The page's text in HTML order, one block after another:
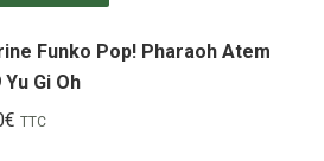
Funko Pop! Pharaoh Atem
Yu Gi Oh
€ TTC